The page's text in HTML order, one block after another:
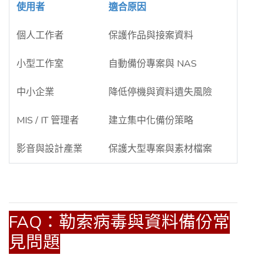
使用者 適合原因
個人工作者 保護作品與接案資料
小型工作室 自動備份專案與 NAS
中小企業 降低停機與資料遺失風險
MIS / IT 管理者 建立集中化備份策略
影音與設計產業 保護大型專案與素材檔案
FAQ：勒索病毒與資料備份常
見問題